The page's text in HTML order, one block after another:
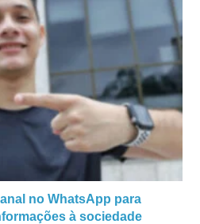
no WhatsApp para
à sociedade